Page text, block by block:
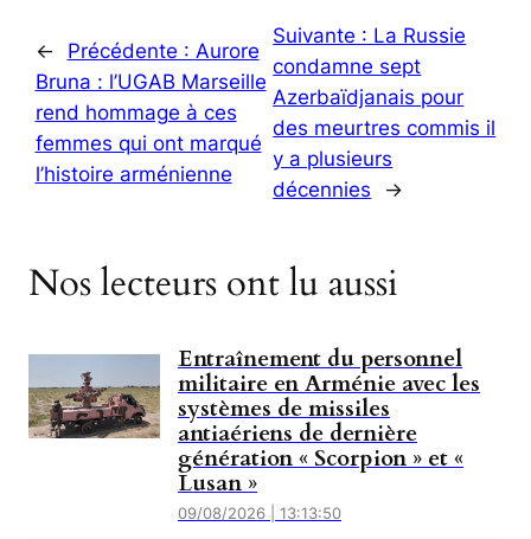
← Précédente : Aurore
Bruna : l’UGAB Marseille
rend hommage à ces
femmes qui ont marqué
l’histoire arménienne
Suivante : La Russie
condamne sept
Azerbaïdjanais pour
des meurtres commis il
y a plusieurs
décennies
→
Nos lecteurs ont lu aussi
Entraînement du personnel
militaire en Arménie avec les
systèmes de missiles
antiaériens de dernière
génération « Scorpion » et «
Lusan »
09/08/2026 | 13:13:50